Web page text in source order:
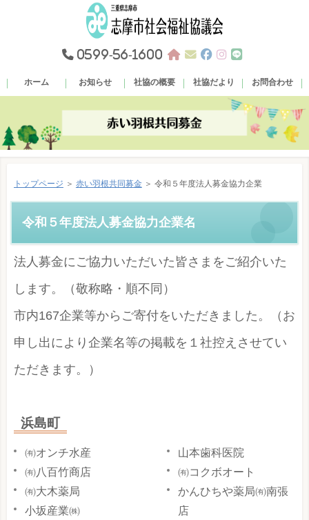
0599-56-1600
ホーム お知らせ 社協の概要 社協だより お問合わせ
トップページ ＞ 赤い羽根共同募金＞ 令和５年度法人募金協力企業
令和５年度法人募金協力企業名
法人募金にご協力いただいた皆さまをご紹介いた
します。（敬称略・順不同）
市内167企業等からご寄付をいただきました。（お
申し出により企業名等の掲載を１社控えさせてい
ただきます。）
浜島町
㈲オンチ水産
㈲八百竹商店
㈲大木薬局
小坂産業㈱
山本歯科医院
㈲コクボオート
かんひちや薬局㈲南張
店